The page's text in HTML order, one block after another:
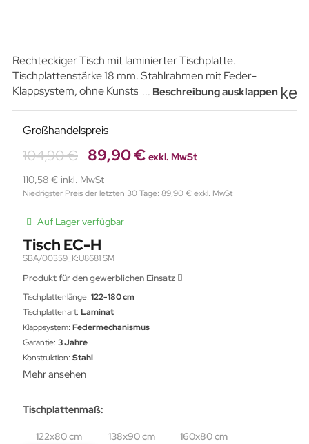
Rechteckiger Tisch mit laminierter Tischplatte.
Tischplattenstärke 18 mm. Stahlrahmen mit Feder-
Klappsystem, ohne Kunststoffelemente.Nivellierfüße mit
... Beschreibung ausklappen
Großhandelspreis
104,90 € 89,90 € exkl. MwSt
110,58 € inkl. MwSt
Niedrigster Preis der letzten 30 Tage: 89,90 € exkl. MwSt
Auf Lager verfügbar
Tisch EC-H
SBA/00359_K:U8681 SM
Produkt für den gewerblichen Einsatz
Tischplattenlänge: 122-180 cm
Tischplattenart: Laminat
Klappsystem: Federmechanismus
Garantie: 3 Jahre
Konstruktion: Stahl
Mehr ansehen
Tischplattenmaß:
122x80 cm 138x90 cm
160x80 cm